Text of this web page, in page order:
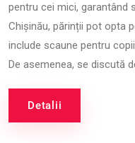
pentru cei mici, garantând
Chișinău, părinții pot opta
include scaune pentru
De asemenea, se discută
Detalii